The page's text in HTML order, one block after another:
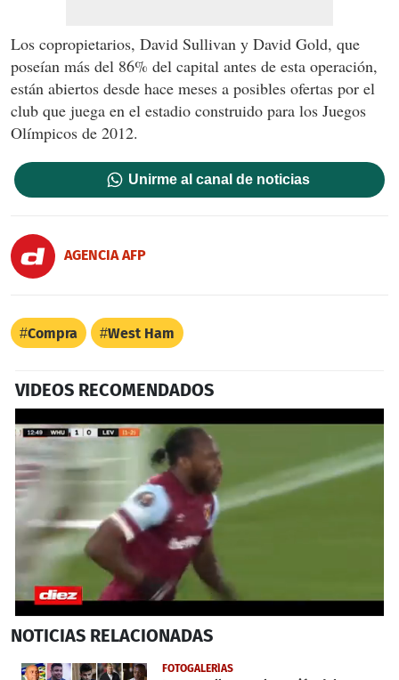
Los copropietarios, David Sullivan y David Gold, que
poseían más del 86% del capital antes de esta operación,
están abiertos desde hace meses a posibles ofertas por el
club que juega en el estadio construido para los Juegos
Olímpicos de 2012.
Unirme al canal de noticias
AGENCIA AFP
Compra West Ham
VIDEOS RECOMENDADOS
seconds
1
NOTICIAS RELACIONADAS
FOTOGALERÍAS